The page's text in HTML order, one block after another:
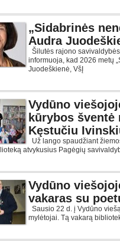
„Sidabrinės
Audra
Šilutės rajono
informuoja, kad 2026 metų
Juodeškienė, VšĮ
Vydūno
kūrybos šventė
Kęstučiu
Už lango spaudžiant
atvykusius Pagėgių
Vydūno
vakaras su
Sausio 22 d. į Vydūno
mylėtojai. Tą vakarą